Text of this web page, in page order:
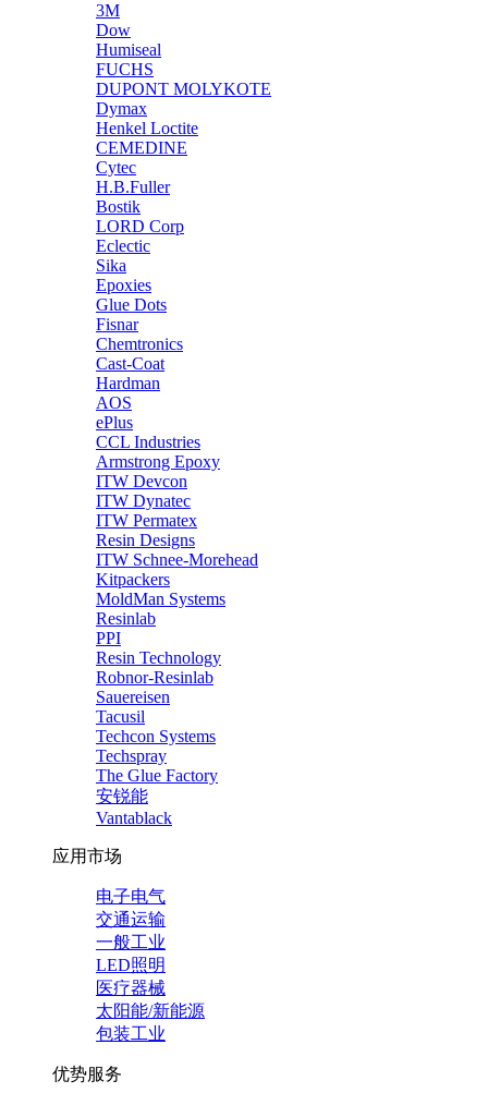
3M
Dow
Humiseal
FUCHS
DUPONT MOLYKOTE
Dymax
Henkel Loctite
CEMEDINE
Cytec
H.B.Fuller
Bostik
LORD Corp
Eclectic
Sika
Epoxies
Glue Dots
Fisnar
Chemtronics
Cast-Coat
Hardman
AOS
ePlus
CCL Industries
Armstrong Epoxy
ITW Devcon
ITW Dynatec
ITW Permatex
Resin Designs
ITW Schnee-Morehead
Kitpackers
MoldMan Systems
Resinlab
PPI
Resin Technology
Robnor-Resinlab
Sauereisen
Tacusil
Techcon Systems
Techspray
The Glue Factory
安锐能
Vantablack
应用市场
电子电气
交通运输
一般工业
LED照明
医疗器械
太阳能/新能源
包装工业
优势服务